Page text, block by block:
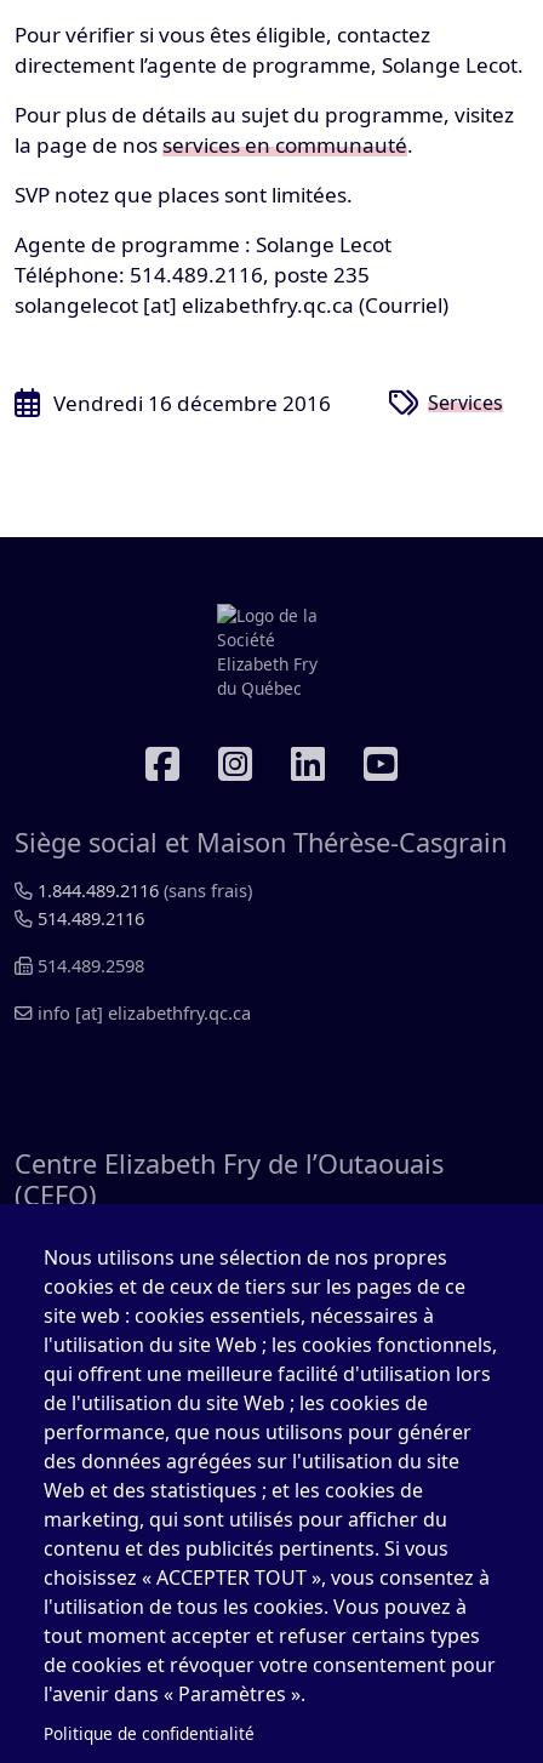
Pour vérifier si vous êtes éligible, contactez
directement l’agente de programme, Solange Lecot.
Pour plus de détails au sujet du programme, visitez
la page de nosservices en communauté.
SVP notez que places sont limitées.
Agente de programme : Solange Lecot
Téléphone: 514.489.2116, poste 235
solangelecot [at] elizabethfry.qc.ca (Courriel)
Vendredi 16 décembre 2016 Services
Nous utilisons une sélection de nos propres
cookies et de ceux de tiers sur les pages de ce
site web : cookies essentiels, nécessaires à
l'utilisation du site Web ; les cookies fonctionnels,
qui offrent une meilleure facilité d'utilisation lors
de l'utilisation du site Web ; les cookies de
performance, que nous utilisons pour générer
des données agrégées sur l'utilisation du site
Web et des statistiques ; et les cookies de
marketing, qui sont utilisés pour afficher du
contenu et des publicités pertinents. Si vous
choisissez « ACCEPTER TOUT », vous consentez à
l'utilisation de tous les cookies. Vous pouvez à
tout moment accepter et refuser certains types
de cookies et révoquer votre consentement pour
l'avenir dans « Paramètres ».
Politique de confidentialité
Siège social et Maison Thérèse-Casgrain
1.844.489.2116 (sans frais)
514.489.2116
514.489.2598
info [at] elizabethfry.qc.ca
Centre Elizabeth Fry de l’Outaouais
(CEFO)
819.777.3669
819.777.4483
cefo [at]elizabethfry.qc.ca
Centre Elizabeth Fry de Québec (CEFQ)
1.844.489.2116(sans frais)
418.204.3004
418.204.0511
cefq[at] elizabethfry.qc.ca